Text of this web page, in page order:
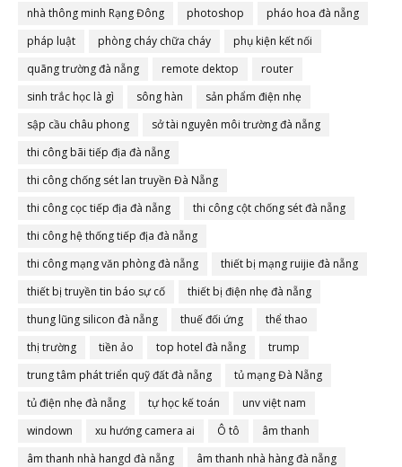
nhà thông minh Rạng Đông
photoshop
pháo hoa đà nẵng
pháp luật
phòng cháy chữa cháy
phụ kiện kết nối
quãng trường đà nẵng
remote dektop
router
sinh trắc học là gì
sông hàn
sản phẩm điện nhẹ
sập cầu châu phong
sở tài nguyên môi trường đà nẵng
thi công bãi tiếp địa đà nẵng
thi công chống sét lan truyền Đà Nẵng
thi công cọc tiếp địa đà nẵng
thi công cột chống sét đà nẵng
thi công hệ thống tiếp địa đà nẵng
thi công mạng văn phòng đà nẵng
thiết bị mạng ruijie đà nẵng
thiết bị truyền tin báo sự cố
thiết bị điện nhẹ đà nẵng
thung lũng silicon đà nẵng
thuế đối ứng
thể thao
thị trường
tiền ảo top hotel đà nẵng
trump
trung tâm phát triển quỹ đất đà nẵng
tủ mạng Đà Nẵng
tủ điện nhẹ đà nẵng
tự học kế toán
unv việt nam
windown
xu hướng camera ai Ô tô
âm thanh
âm thanh nhà hangd đà nẵng
âm thanh nhà hàng đà nẵng